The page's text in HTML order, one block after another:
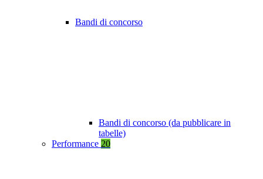
Bandi di concorso
Bandi di concorso (da pubblicare in
tabelle)
Performance 20